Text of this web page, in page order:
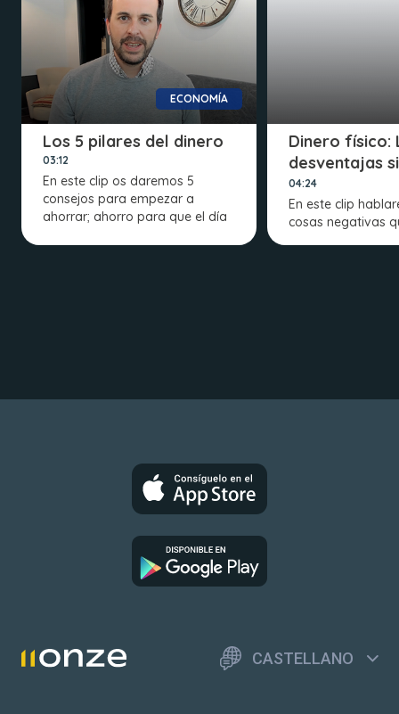
ECONOMÍA
Los 5 pilares del dinero
03:12
En este clip os daremos 5
consejos para empezar a
ahorrar; ahorro para que el día
Dinero físico:
desventajas si
desaparece
04:24
En este clip
cosas negativas
CASTELLANO